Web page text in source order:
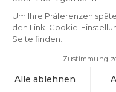
By Eminza
Kopfkissenbezug (50 x 70